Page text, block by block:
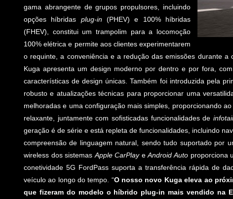
gama abrangente de grupos propulsores, incluindo
opções híbridas plug-in(PHEV) e 100% híbridas
(FHEV), constitui um trampolim para a locomoção
100% elétrica e permite aos clientes experimentarem
o requinte, a conveniência e a redução das emissões durante
Kuga apresenta um design moderno por dentro e por fora,
características de design únicas. Também foi introduzida pela
robusto e atualizações técnicas para proporcionar uma
melhoradas e uma configuração mais simples, proporcionando
relaxante, juntamente com sofisticadas funcionalidades de
geração é de série e está repleta de funcionalidades, incluindo
compreensão de linguagem natural, sendo tudo suportado por
wireless dos sistemas Apple CarPlayeAndroid Autoproporciona
conetividade 5G FordPass suporta a transferência rápida de
veículo ao longo do tempo. “O nosso novo Kuga eleva ao
que fizeram do modelo o híbrido plug-in mais vendido na